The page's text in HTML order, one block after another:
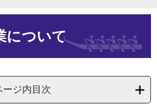
について
ージ内目次